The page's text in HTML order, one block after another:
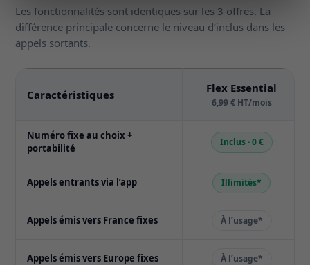
Les fonctionnalités sont identiques sur les 3 offres. La
différence principale concerne le niveau d’inclus dans les
appels sortants.
Caractéristiques Flex Essential
6,99 € HT/mois
Numéro fixe au choix +
portabilité
Inclus · 0 €
Appels entrants via l’app Illimités*
Appels émis vers France fixes À l’usage*
Appels émis vers Europe fixes À l’usage*